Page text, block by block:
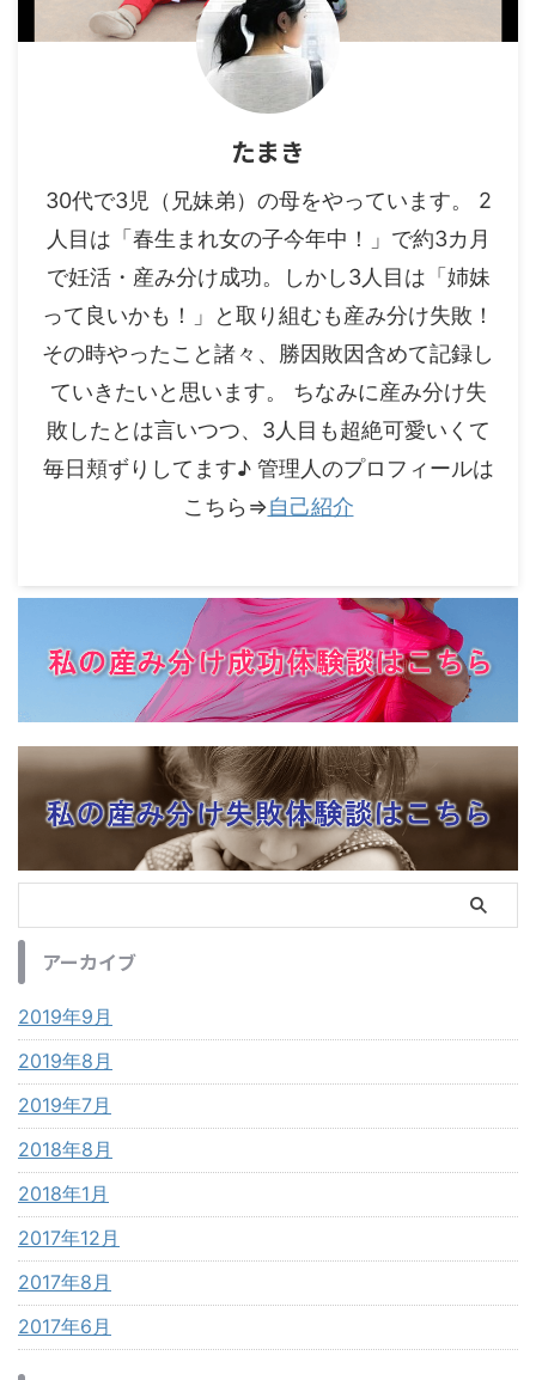
たまき
30代で3児（兄妹弟）の母をやっています。 2
人目は「春生まれ女の子今年中！」で約3カ月
で妊活・産み分け成功。しかし3人目は「姉妹
って良いかも！」と取り組むも産み分け失敗！
その時やったこと諸々、勝因敗因含めて記録し
ていきたいと思います。 ちなみに産み分け失
敗したとは言いつつ、3人目も超絶可愛いくて
毎日頬ずりしてます♪ 管理人のプロフィールは
こちら⇒自己紹介
アーカイブ
2019年9月
2019年8月
2019年7月
2018年8月
2018年1月
2017年12月
2017年8月
2017年6月